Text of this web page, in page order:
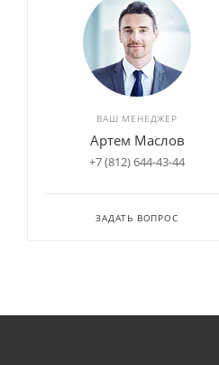
ВАШ МЕНЕДЖЕР
Артем Маслов
+7 (812) 644-43-44
ЗАДАТЬ ВОПРОС